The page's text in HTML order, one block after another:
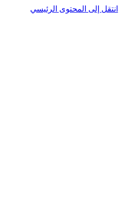
انتقل إلى المحتوى الرئيسي